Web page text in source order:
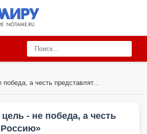
а честь представлят...
- не победа, а честь
Россию»